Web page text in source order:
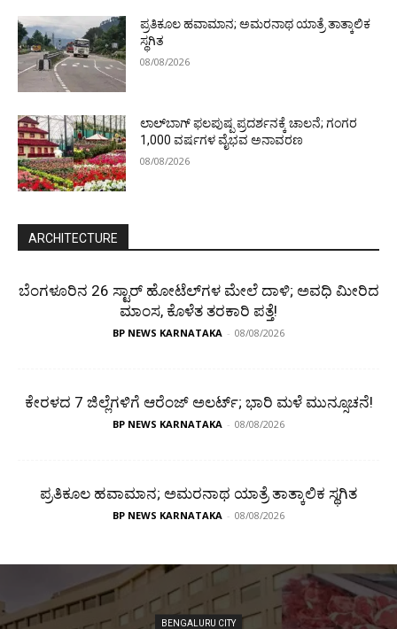
ಪ್ರತಿಕೂಲ ಹವಾಮಾನ; ಅಮರನಾಥ ಯಾತ್ರೆ ತಾತ್ಕಾಲಿಕ
ಸ್ಥಗಿತ
08/08/2026
ಲಾಲ್‌ಬಾಗ್ ಫಲಪುಷ್ಪ ಪ್ರದರ್ಶನಕ್ಕೆ ಚಾಲನೆ; ಗಂಗರ
1,000 ವರ್ಷಗಳ ವೈಭವ ಅನಾವರಣ
08/08/2026
ARCHITECTURE
ಬೆಂಗಳೂರಿನ 26 ಸ್ಟಾರ್‌ ಹೋಟೆಲ್‌ಗಳ ಮೇಲೆ ದಾಳಿ; ಅವಧಿ ಮೀರಿದ
ಮಾಂಸ, ಕೊಳೆತ ತರಕಾರಿ ಪತ್ತೆ!
BP NEWS KARNATAKA - 08/08/2026
ಕೇರಳದ 7 ಜಿಲ್ಲೆಗಳಿಗೆ ಆರೆಂಜ್ ಅಲರ್ಟ್; ಭಾರಿ ಮಳೆ ಮುನ್ಸೂಚನೆ!
BP NEWS KARNATAKA - 08/08/2026
ಪ್ರತಿಕೂಲ ಹವಾಮಾನ; ಅಮರನಾಥ ಯಾತ್ರೆ ತಾತ್ಕಾಲಿಕ ಸ್ಥಗಿತ
BP NEWS KARNATAKA - 08/08/2026
BENGALURU CITY